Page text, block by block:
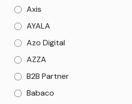
Axis
AYALA
Azo Digital
AZZA
B2B Partner
Babaco